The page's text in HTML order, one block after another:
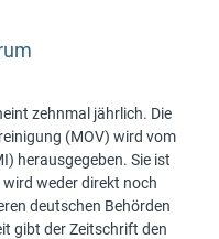
zehnmal jährlich. Die
(MOV) wird vom
herausgegeben. Sie ist
weder direkt noch
deutschen Behörden
gibt der Zeitschrift den